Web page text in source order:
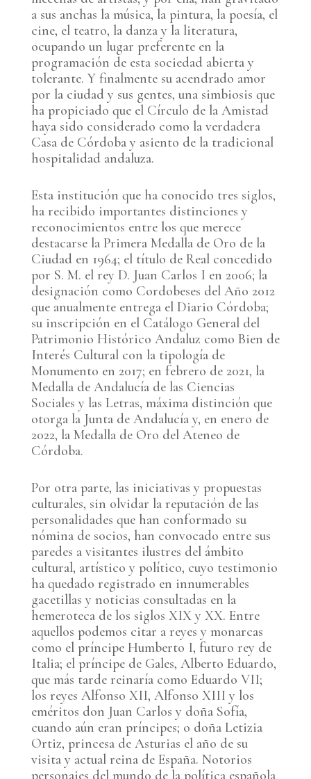
a sus anchas la música, la pintura, la poesía, el
cine, el teatro, la danza y la literatura,
ocupando un lugar preferente en la
programación de esta sociedad abierta y
tolerante. Y finalmente su acendrado amor
por la ciudad y sus gentes, una simbiosis que
ha propiciado que el Círculo de la Amistad
haya sido considerado como la verdadera
Casa de Córdoba y asiento de la tradicional
hospitalidad andaluza.
Esta institución que ha conocido tres siglos,
ha recibido importantes distinciones y
reconocimientos entre los que merece
destacarse la Primera Medalla de Oro de la
Ciudad en 1964; el título de Real concedido
por S. M. el rey D. Juan Carlos I en 2006; la
designación como Cordobeses del Año 2012
que anualmente entrega el Diario Córdoba;
su inscripción en el Catálogo General del
Patrimonio Histórico Andaluz como Bien de
Interés Cultural con la tipología de
Monumento en 2017; en febrero de 2021, la
Medalla de Andalucía de las Ciencias
Sociales y las Letras, máxima distinción que
otorga la Junta de Andalucía y, en enero de
2022, la Medalla de Oro del Ateneo de
Córdoba.
Por otra parte, las iniciativas y propuestas
culturales, sin olvidar la reputación de las
personalidades que han conformado su
nómina de socios, han convocado entre sus
paredes a visitantes ilustres del ámbito
cultural, artístico y político, cuyo testimonio
ha quedado registrado en innumerables
gacetillas y noticias consultadas en la
hemeroteca de los siglos XIX y XX. Entre
aquellos podemos citar a reyes y monarcas
como el príncipe Humberto I, futuro rey de
Italia; el príncipe de Gales, Alberto Eduardo,
que más tarde reinaría como Eduardo VII;
los reyes Alfonso XII, Alfonso XIII y los
eméritos don Juan Carlos y doña Sofía,
cuando aún eran príncipes; o doña Letizia
Ortiz, princesa de Asturias el año de su
visita y actual reina de España. Notorios